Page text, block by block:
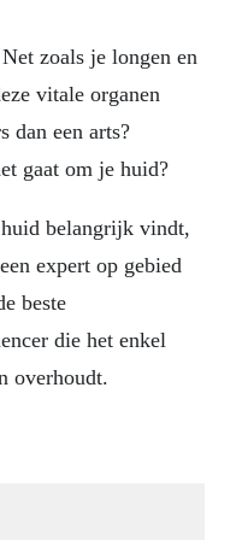
zoals je longen en
vitale organen
dan een arts?
gaat om je huid?
belangrijk vindt,
expert op gebied
beste
die het enkel
overhoudt.